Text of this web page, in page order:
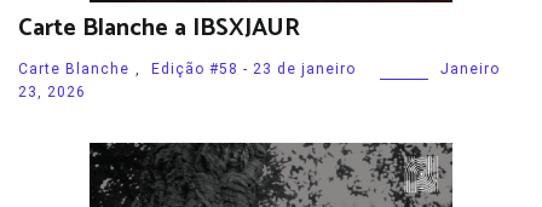
Carte Blanche a IBSXJAUR
Carte Blanche , Edição #58 - 23 de janeiro
Janeiro
23, 2026